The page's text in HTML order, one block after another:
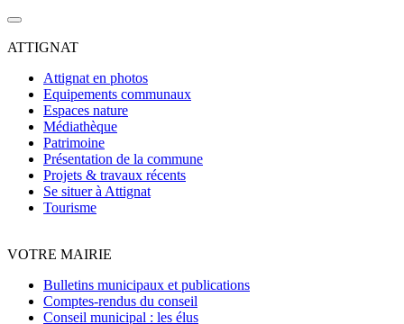
ATTIGNAT
Attignat en photos
Equipements communaux
Espaces nature
Médiathèque
Patrimoine
Présentation de la commune
Projets & travaux récents
Se situer à Attignat
Tourisme
VOTRE MAIRIE
Bulletins municipaux et publications
Comptes-rendus du conseil
Conseil municipal : les élus